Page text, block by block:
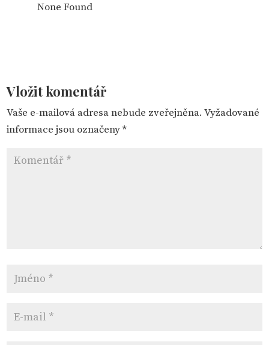
None Found
Vložit komentář
Vaše e-mailová adresa nebude zveřejněna. Vyžadované
informace jsou označeny*